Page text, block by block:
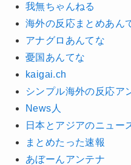
我無ちゃんねる
海外の反応まとめあん
アナグロあんてな
憂国あんてな
kaigai.ch
シンプル海外の反応ア
News人
日本とアジアのニュー
まとめたった速報
あぼーんアンテナ